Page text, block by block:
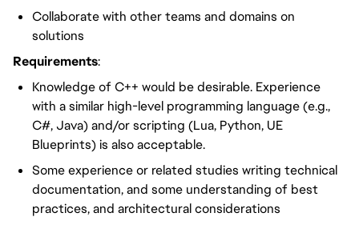
Collaborate with other teams and domains on
solutions
Requirements:
Knowledge of C++ would be desirable. Experience
with a similar high-level programming language (e.g.,
C#, Java) and/or scripting (Lua, Python, UE
Blueprints) is also acceptable.
Some experience or related studies writing technical
documentation, and some understanding of best
practices, and architectural considerations